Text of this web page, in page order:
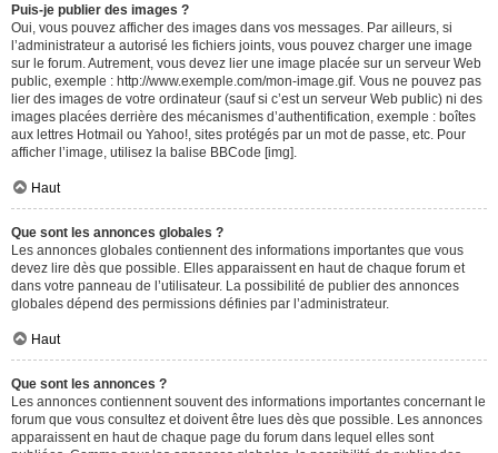
Puis-je publier des images ?
Oui, vous pouvez afficher des images dans vos messages. Par ailleurs, si
l’administrateur a autorisé les fichiers joints, vous pouvez charger une image
sur le forum. Autrement, vous devez lier une image placée sur un serveur Web
public, exemple : http://www.exemple.com/mon-image.gif. Vous ne pouvez pas
lier des images de votre ordinateur (sauf si c’est un serveur Web public) ni des
images placées derrière des mécanismes d’authentification, exemple : boîtes
aux lettres Hotmail ou Yahoo!, sites protégés par un mot de passe, etc. Pour
afficher l’image, utilisez la balise BBCode [img].
Haut
Que sont les annonces globales ?
Les annonces globales contiennent des informations importantes que vous
devez lire dès que possible. Elles apparaissent en haut de chaque forum et
dans votre panneau de l’utilisateur. La possibilité de publier des annonces
globales dépend des permissions définies par l’administrateur.
Haut
Que sont les annonces ?
Les annonces contiennent souvent des informations importantes concernant le
forum que vous consultez et doivent être lues dès que possible. Les annonces
apparaissent en haut de chaque page du forum dans lequel elles sont